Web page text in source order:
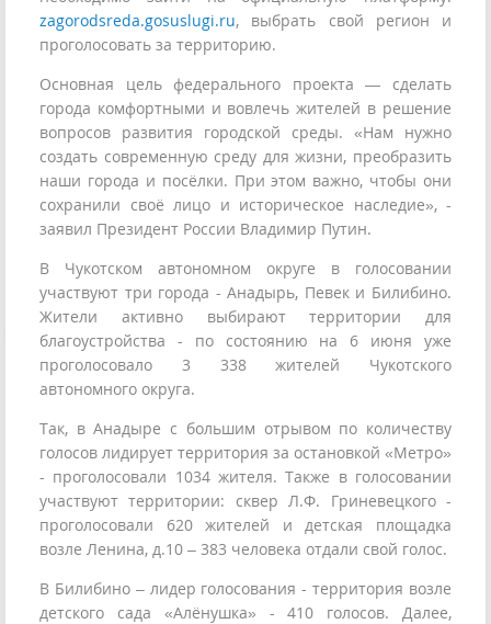
zagorodsreda.gosuslugi.ru, выбрать свой регион и
проголосовать за территорию.
Основная цель федерального проекта — сделать
города комфортными и вовлечь жителей в решение
вопросов развития городской среды. «Нам нужно
создать современную среду для жизни, преобразить
наши города и посёлки. При этом важно, чтобы они
сохранили своё лицо и историческое наследие», -
заявил Президент России Владимир Путин.
В Чукотском автономном округе в голосовании
участвуют три города - Анадырь, Певек и Билибино.
Жители активно выбирают территории для
благоустройства - по состоянию на 6 июня уже
проголосовало 3 338 жителей Чукотского
автономного округа.
Так, в Анадыре с большим отрывом по количеству
голосов лидирует территория за остановкой «Метро»
- проголосовали 1034 жителя. Также в голосовании
участвуют территории: сквер Л.Ф. Гриневецкого -
проголосовали 620 жителей и детская площадка
возле Ленина, д.10 – 383 человека отдали свой голос.
В Билибино – лидер голосования - территория возле
детского сада «Алёнушка» - 410 голосов. Далее,